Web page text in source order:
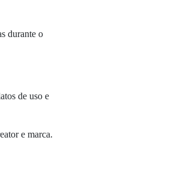
durante o
de uso e
e marca.